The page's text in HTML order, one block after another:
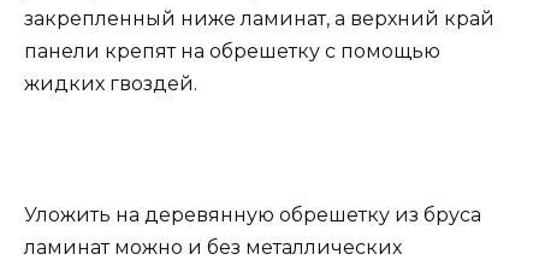
закрепленный ниже ламинат, а верхний край
панели крепят на обрешетку с помощью
жидких гвоздей.
Уложить на деревянную обрешетку из бруса
ламинат можно и без металлических